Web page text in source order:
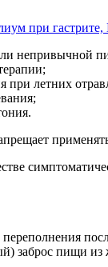
при
непривычной
при летних
заброс пищи из